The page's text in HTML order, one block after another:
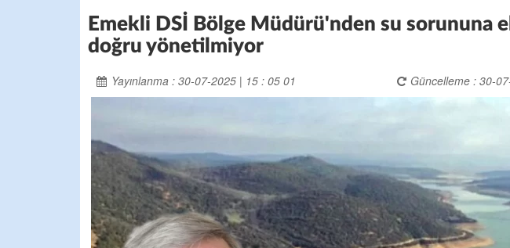
Emekli DSİ Bölge Müdürü'nden su sorununa
doğru yönetilmiyor
Yayınlanma : 30-07-2025 | 15 : 05 01 Güncelleme : 30-